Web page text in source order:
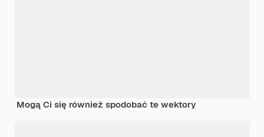
Mogą Ci się również spodobać te wektory